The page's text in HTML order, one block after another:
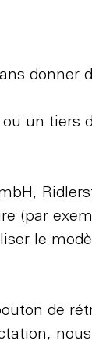
donner
un tiers
(par
le
de